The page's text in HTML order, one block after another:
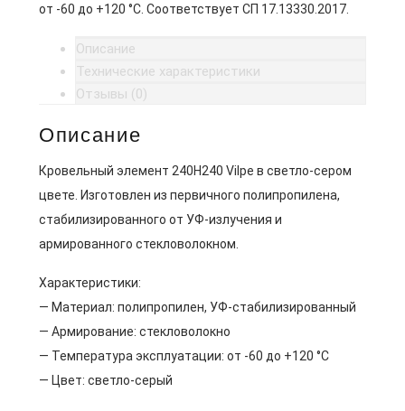
от -60 до +120 °C. Соответствует СП 17.13330.2017.
Описание
Технические характеристики
Отзывы (0)
Описание
Кровельный элемент 240H240 Vilpe в светло-сером
цвете. Изготовлен из первичного полипропилена,
стабилизированного от УФ-излучения и
армированного стекловолокном.
Характеристики:
— Материал: полипропилен, УФ-стабилизированный
— Армирование: стекловолокно
— Температура эксплуатации: от -60 до +120 °C
— Цвет: светло-серый